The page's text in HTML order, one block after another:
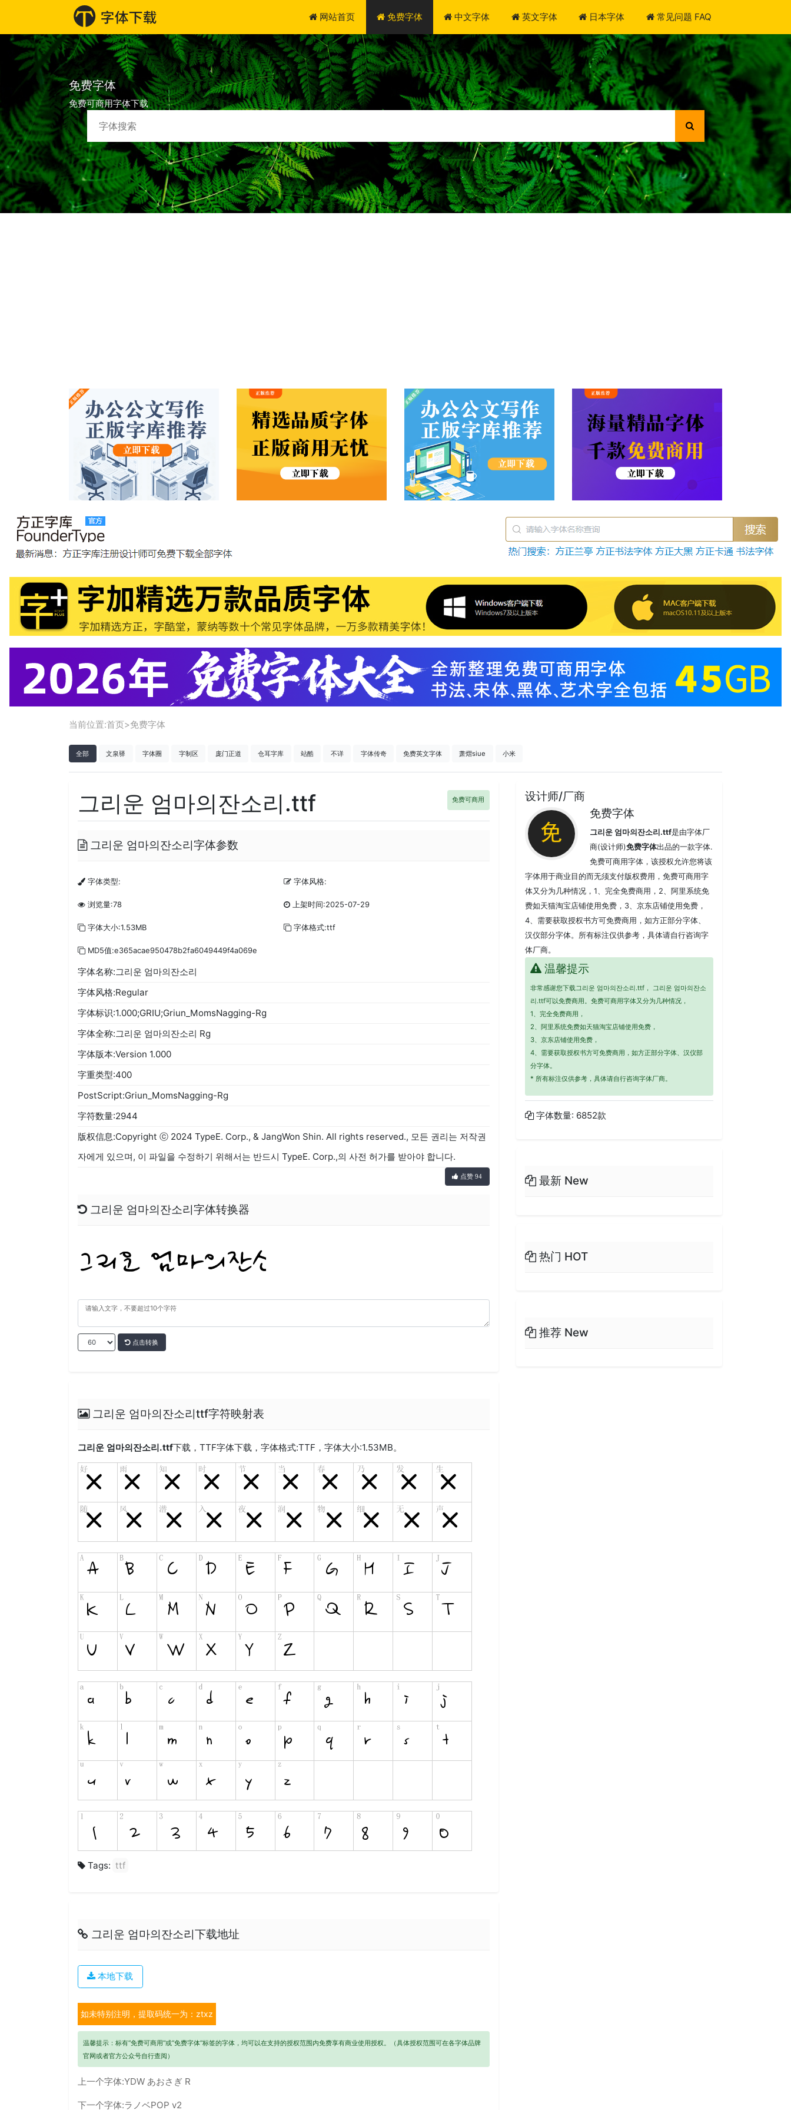
网站首页 免费字体 中文字体 英文字体 日本字体 常见问题 FAQ
免费字体
免费可商用字体下载
当前位置:首页>免费字体
全部 文泉驿 字体圈 字制区 庞门正道 仓耳字库 站酷 不详 字体传奇 免费英文字体 萧熠siue 小米
그리운 엄마의잔소리.ttf 免费可商用
그리운 엄마의잔소리字体参数
字体类型: 字体风格:
浏览量:78 上架时间:2025-07-29
字体大小:1.53MB 字体格式:ttf
MD5值:e365acae950478b2fa6049449f4a069e
字体名称:그리운 엄마의잔소리
字体风格:Regular
字体标识:1.000;GRIU;Griun_MomsNagging-Rg
字体全称:그리운 엄마의잔소리 Rg
字体版本:Version 1.000
字重类型:400
PostScript:Griun_MomsNagging-Rg
字符数量:2944
版权信息:Copyright ⓒ 2024 TypeE. Corp., & JangWon Shin. All rights reserved., 모든 권리는 저작권
자에게 있으며, 이 파일을 수정하기 위해서는 반드시 TypeE. Corp.,의 사전 허가를 받아야 합니다.
点赞 94
그리운 엄마의잔소리字体转换器
点击转换
그리운 엄마의잔소리ttf字符映射表
그리운 엄마의잔소리.ttf下载，TTF字体下载，字体格式:TTF ，字体大小:1.53MB。
Tags: ttf
그리운 엄마의잔소리下载地址
本地下载
如未特别注明，提取码统一为：ztxz
温馨提示：标有“免费可商用”或“免费字体”标签的字体，均可以在支持的授权范围内免费享有商业使用授权。（具体授权范围可在各字体品牌
官网或者官方公众号自行查阅）
上一个字体:YDW あおさぎ R
下一个字体:ラノベPOP v2
设计师/厂商
免费字体
그리운 엄마의잔소리.ttf是由字体厂
商(设计师)免费字体出品的一款字体.
免费可商用字体，该授权允许您将该
字体用于商业目的而无须支付版权费用，免费可商用字
体又分为几种情况，1、完全免费商用，2、阿里系统免
费如天猫淘宝店铺使用免费，3、京东店铺使用免费，
4、需要获取授权书方可免费商用，如方正部分字体、
汉仪部分字体。所有标注仅供参考，具体请自行咨询字
体厂商。
温馨提示
非常感谢您下载그리운 엄마의잔소리.ttf， 그리운 엄마의잔소
리.ttf可以免费商用。免费可商用字体又分为几种情况，
1、完全免费商用，
2、阿里系统免费如天猫淘宝店铺使用免费，
3、京东店铺使用免费，
4、需要获取授权书方可免费商用，如方正部分字体、汉仪部
分字体。
* 所有标注仅供参考，具体请自行咨询字体厂商。
字体数量: 6852款
最新 New
热门 HOT
推荐 New